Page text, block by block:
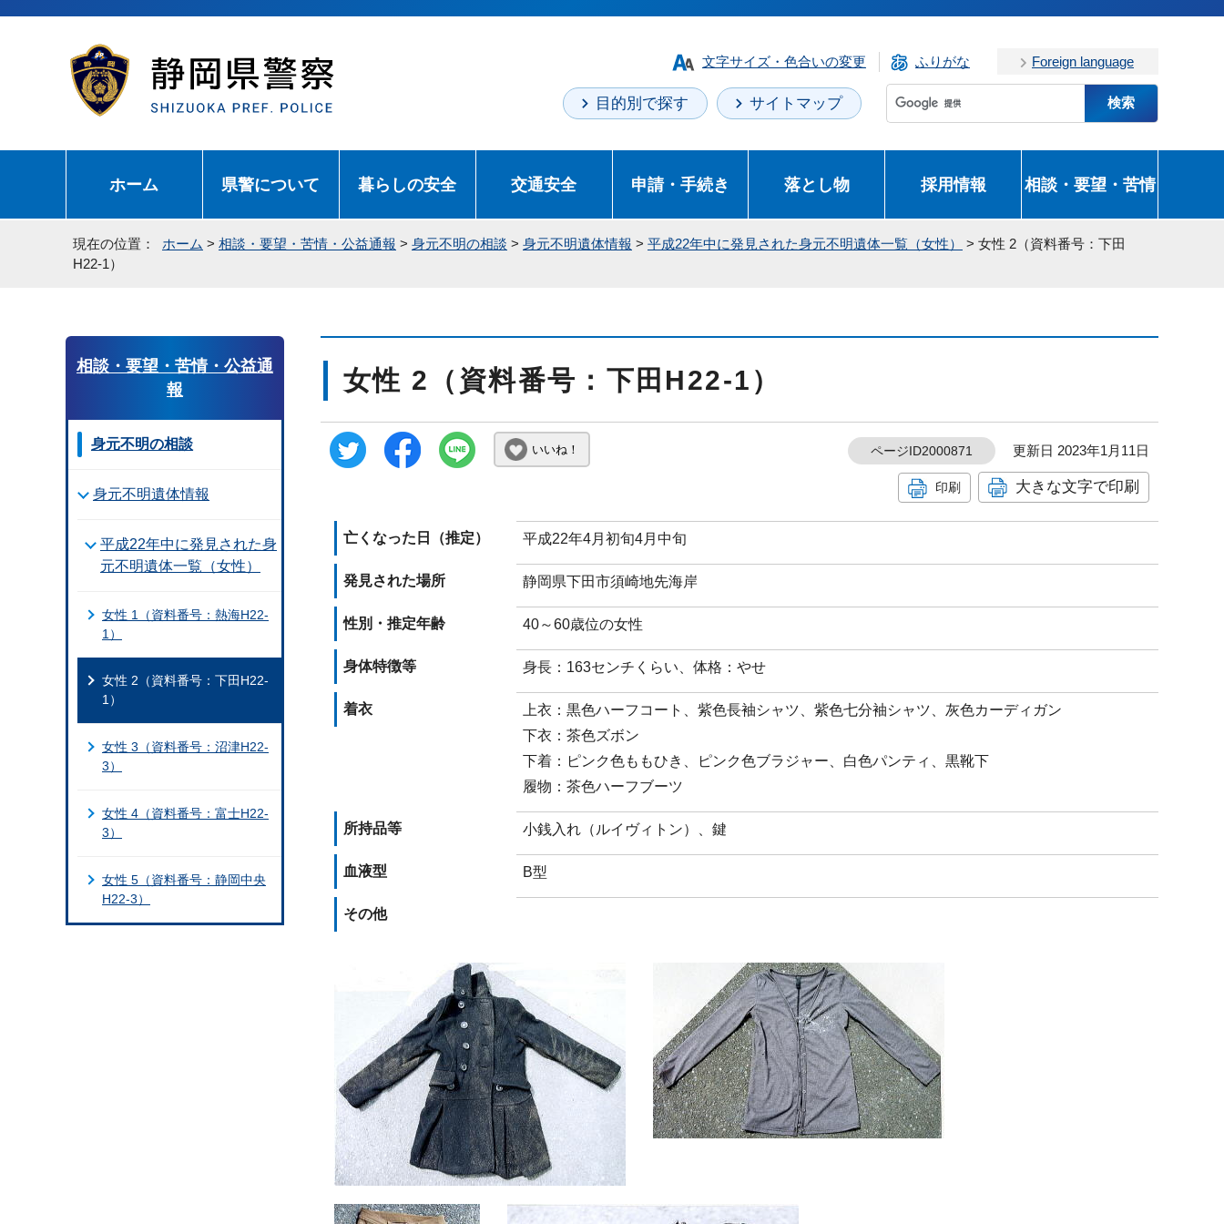
文字サイズ・色合いの変更 ふりがな Foreign language
目的別で探す サイトマップ
ホーム 県警について 暮らしの安全 交通安全 申請・手続き 落とし物 採用情報 相談・要望・苦情
現在の位置： ホーム > 相談・要望・苦情・公益通報 > 身元不明の相談 > 身元不明遺体情報 > 平成22年中に発見された身元不明遺体一覧（女性）
> 女性 2（資料番号：下田
H22-1）
女性 2（資料番号：下田H22-1）
いいね！ ページID2000871 更新日 2023年1月11日
印刷 大きな文字で印刷
亡くなった日（推定） 平成22年4月初旬4月中旬
発見された場所 静岡県下田市須崎地先海岸
性別・推定年齢 40～60歳位の女性
身体特徴等 身長：163センチくらい、体格：やせ
着衣
上衣：黒色ハーフコート、紫色長袖シャツ、紫色七分袖シャツ、灰色カーディガン
下衣：茶色ズボン
下着：ピンク色ももひき、ピンク色ブラジャー、白色パンティ、黒靴下
履物：茶色ハーフブーツ
所持品等 小銭入れ（ルイヴィトン）、鍵
血液型 B型
その他
相談・要望・苦情・公益通
報
身元不明の相談
身元不明遺体情報
平成22年中に発見された身
元不明遺体一覧（女性）
女性 1（資料番号：熱海H22-
1）
女性 2（資料番号：下田H22-
1）
女性 3（資料番号：沼津H22-
3）
女性 4（資料番号：富士H22-
3）
女性 5（資料番号：静岡中央
H22-3）